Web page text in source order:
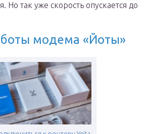
Но так уже скорость опускается до
модема «Йоты»